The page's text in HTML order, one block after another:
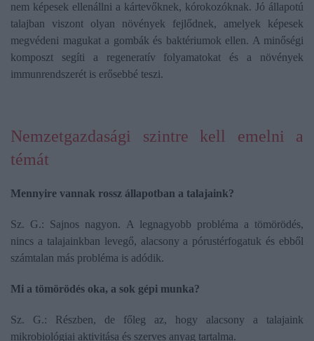
nem képesek ellenállni a kártevőknek, kórokozóknak. Jó állapotú
talajban viszont olyan növények fejlődnek, amelyek képesek
megvédeni magukat a gombák és baktériumok ellen. A minőségi
komposzt segíti a regeneratív folyamatokat és a növények
immunrendszerét is erősebbé teszi.
Nemzetgazdasági szintre kell emelni a
témát
Mennyire vannak rossz állapotban a talajaink?
Sz. G.: Sajnos nagyon. A legnagyobb probléma a tömörödés,
nincs a talajainkban levegő, alacsony a pórustérfogatuk és ebből
számtalan más probléma is adódik.
Mi a tömörödés oka, a sok gépi munka?
Sz. G.: Részben, de főleg az, hogy alacsony a talajaink
mikrobiológiai aktivitása és szerves anyag tartalma.